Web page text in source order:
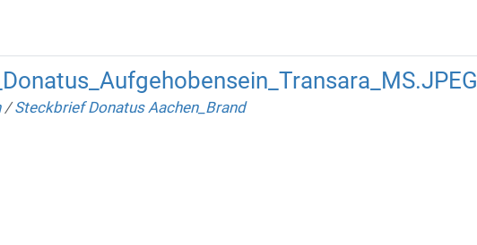
/Steckbrief Donatus Aachen_Brand